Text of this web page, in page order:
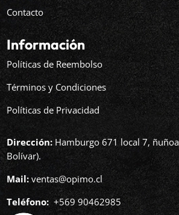
Contacto
Información
Políticas de Reembolso
Términos y Condiciones
Políticas de Privacidad
Dirección: Hamburgo 671 local 7,
Bolívar).
Mail: ventas@opimo.cl
Teléfono: ‪+569 90462985‬